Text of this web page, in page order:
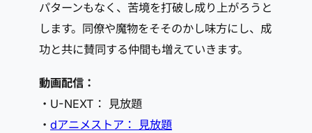
パターンもなく、苦境を打破し成り上がろうと
します。同僚や魔物をそそのかし味方にし、成
功と共に賛同する仲間も増えていきます。
動画配信：
・U-NEXT： 見放題
・ dアニメストア： 見放題